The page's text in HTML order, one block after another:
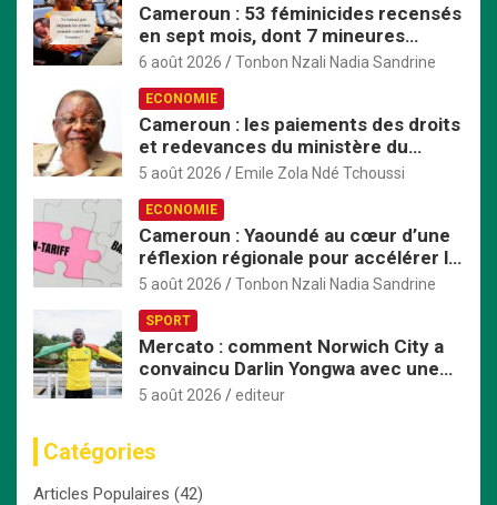
Cameroun : 53 féminicides recensés
en sept mois, dont 7 mineures
violées avant d’être tuées
6 août 2026 Tonbon Nzali Nadia Sandrine
ECONOMIE
Cameroun : les paiements des droits
et redevances du ministère du
Commerce passent exclusivement
5 août 2026 Emile Zola Ndé Tchoussi
ECONOMIE
Cameroun : Yaoundé au cœur d’une
réflexion régionale pour accélérer la
mise en œuvre de la ZLECAf en
5 août 2026 Tonbon Nzali Nadia Sandrine
SPORT
Mercato : comment Norwich City a
convaincu Darlin Yongwa avec une
offre irrésistible
5 août 2026 editeur
Catégories
Articles Populaires (42)